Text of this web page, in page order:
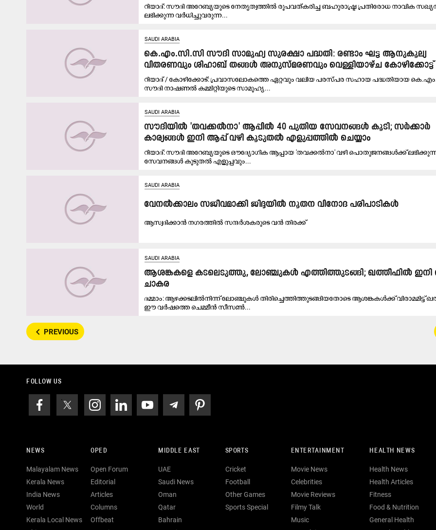
റിയാദ്: സൗദി അറേബ്യയുടെ നേതൃത്വത്തിൽ രൂപവത്കരിച്ച ബഹുരാഷ്ട്ര പ്രതിരോധ നാവിക
ലഭിക്കുന്ന വർധിച്ചുവരുന്ന...
SAUDI ARABIA
കെ.എം.സി.സി സൗദി സാമൂഹ്യ സുരക്ഷാ പദ്ധതി: രണ്ടാം ഘട്ട ആനുകൂല്യ
വിതരണവും ശിഹാബ് തങ്ങൾ അനുസ്മരണവും വെള്ളിയാഴ്ച കോഴിക്കോട്ട്
റിയാദ് / കോഴിക്കോട്: പ്രവാസലോകത്തെ ഏറ്റവും വലിയ പരസ്പര സഹായ പദ്ധതിയായ
സൗദി നാഷണൽ കമ്മിറ്റിയുടെ സാമൂഹ്യ...
SAUDI ARABIA
സൗദിയിൽ 'തവക്കൽനാ' ആപ്പിൽ 40 പുതിയ സേവനങ്ങൾ കൂടി; സർക്കാർ
കാര്യങ്ങൾ ഇനി ആപ്പ് വഴി കൂടുതൽ എളുപ്പത്തിൽ ചെയ്യാം
റിയാദ്: സൗദി അറേബ്യയുടെ ഔദ്യോഗിക ആപ്പായ 'തവക്കൽനാ' വഴി പൊതുജനങ്ങൾക്ക്
സേവനങ്ങൾ കൂടുതൽ എളുപ്പവും...
SAUDI ARABIA
വേനൽക്കാലം സജീവമാക്കി ജിദ്ദയിൽ നൂതന വിനോദ പരിപാടികൾ
ആസ്വദിക്കാൻ നഗരത്തിൽ സന്ദർശകരുടെ വൻ തിരക്ക്
SAUDI ARABIA
ആശങ്കകളെ കടലെടുത്തു, ലോഞ്ചുകൾ എത്തിത്തുടങ്ങി; ഖത്തീഫിൽ ഇനി
ചാകര
ദമ്മാം: ആഴക്കടലിൽനിന്ന് ലോഞ്ചുകൾ തിരിച്ചെത്തിത്തുടങ്ങിയതോടെ ആശങ്കകൾക്ക് വിരാമമിട്ട്
ഈ വർഷത്തെ ചെമ്മീൻ സീസൺ...
navigate_before PREVIOUS
FOLLOW US
NEWS
Malayalam News
Kerala News
India News
World
Kerala Local News
OPED
Open Forum
Editorial
Articles
Columns
Offbeat
MIDDLE EAST
UAE
Saudi News
Oman
Qatar
Bahrain
SPORTS
Cricket
Football
Other Games
Sports Special
ENTERTAINMENT
Movie News
Celebrities
Movie Reviews
Filmy Talk
Music
HEALTH NEWS
Health News
Health Articles
Fitness
Food & Nutrition
General Health